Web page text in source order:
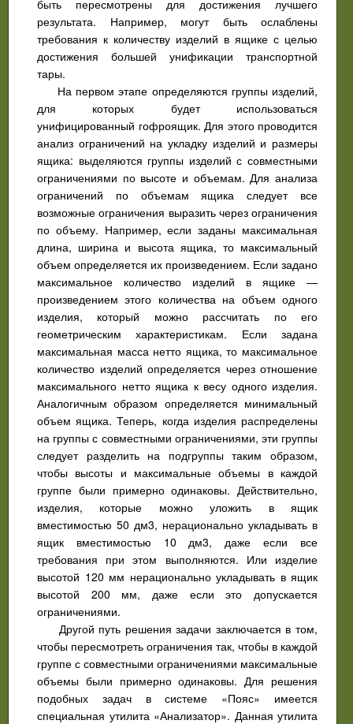
быть пересмотрены для достижения лучшего
результата. Например, могут быть ослаблены
требования к количеству изделий в ящике с целью
достижения большей унификации транспортной
тары.
На первом этапе определяются группы изделий,
для которых будет использоваться
унифицированный гофроящик. Для этого проводится
анализ ограничений на укладку изделий и размеры
ящика: выделяются группы изделий с совместными
ограничениями по высоте и объемам. Для анализа
ограничений по объемам ящика следует все
возможные ограничения выразить через ограничения
по объему. Например, если заданы максимальная
длина, ширина и высота ящика, то максимальный
объем определяется их произведением. Если задано
максимальное количество изделий в ящике —
произведением этого количества на объем одного
изделия, который можно рассчитать по его
геометрическим характеристикам. Если задана
максимальная масса нетто ящика, то максимальное
количество изделий определяется через отношение
максимального нетто ящика к весу одного изделия.
Аналогичным образом определяется минимальный
объем ящика. Теперь, когда изделия распределены
на группы с совместными ограничениями, эти группы
следует разделить на подгруппы таким образом,
чтобы высоты и максимальные объемы в каждой
группе были примерно одинаковы. Действительно,
изделия, которые можно уложить в ящик
вместимостью 50 дм3, нерационально укладывать в
ящик вместимостью 10 дм3, даже если все
требования при этом выполняются. Или изделие
высотой 120 мм нерационально укладывать в ящик
высотой 200 мм, даже если это допускается
ограничениями.
Другой путь решения задачи заключается в том,
чтобы пересмотреть ограничения так, чтобы в каждой
группе с совместными ограничениями максимальные
объемы были примерно одинаковы. Для решения
подобных задач в системе «Пояс» имеется
специальная утилита «Анализатор». Данная утилита